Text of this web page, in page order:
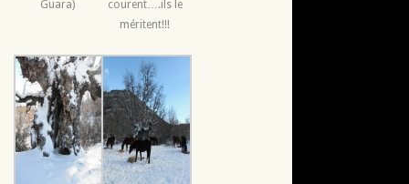
Guara)
courent….ils le
méritent!!!